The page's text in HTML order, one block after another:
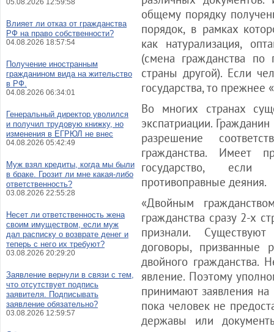
общему порядку
порядок, в рамках
как натурализация,
(смена гражданства по
страны другой). Если
государства, то прежнее
Во многих странах
экспатриации.
разрешение
гражданства. Имеет
государство, если
противоправные деяния.
«Двойным
гражданства сразу 2-х
признали.
договоры, призванные
двойного гражданства.
явление. Поэтому
принимают заявления
пока человек не
державы или
05.08.2026 12:59:58
Влияет ли отказ от гражданства
РФ на право собственности?
04.08.2026 18:57:54
Получение иностранным
гражданином вида на жительство
в РФ.
04.08.2026 06:34:01
Генеральный директор уволился
и получил трудовую книжку, но
изменения в ЕГРЮЛ не внес
04.08.2026 05:42:49
Муж взял кредиты, когда мы были
в браке. Грозит ли мне какая-либо
ответственность?
03.08.2026 22:55:28
Несет ли ответственность жена
своим имуществом, если муж
дал расписку о возврате денег и
теперь с него их требуют?
03.08.2026 20:29:20
Заявление вернули в связи с тем,
что отсутствует подпись
заявителя. Подписывать
заявление обязательно?
03.08.2026 12:59:57